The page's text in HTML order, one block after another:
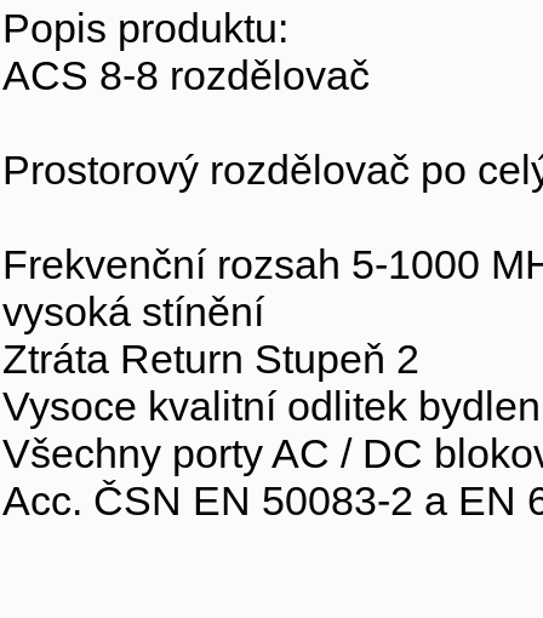
Popis produktu:
ACS 8-8 rozdělovač
Prostorový rozdělovač po
Frekvenční rozsah 5-1000
vysoká stínění
Ztráta Return Stupeň 2
Vysoce kvalitní odlitek
Všechny porty AC / DC
Acc. ČSN EN 50083-2 a EN